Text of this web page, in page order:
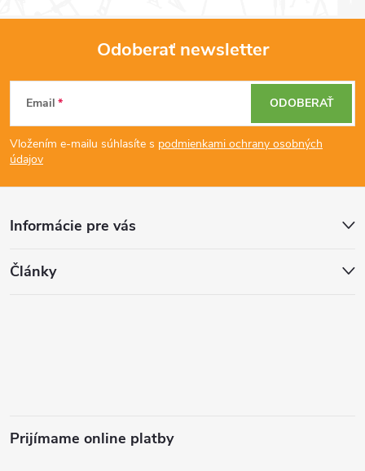
Z
á
p
ä
Odoberať newsletter
Email
Vložením e-mailu súhlasíte s podmienkami ochrany osobných
údajov
ODOBERAŤ
Informácie pre vás
Články
Prijímame online platby